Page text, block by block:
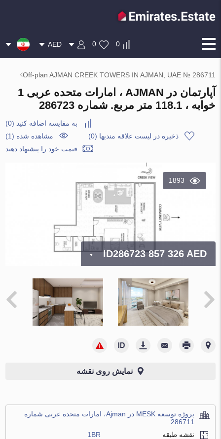
0
0
AED
Off-plan AJMAN CREEK TOWERS IN AJMAN, UAE № 286711
آپارتمان در AJMAN ، امارات متحده عربی 1
خوابه ، 118.1 متر مربع. شماره 286723
به مقایسه اضافه کنید (
0
)
ذخیره در لیست علاقه مندیها (
0
)
مشاهده شده (1)
قیمت خود را پیشنهاد دهید
1893
ID286723857 326 AED
نمایش روی نقشه
پروژه توسعه MESK در Ajman، امارات متحده عربی شماره
286711
نقشه طبقه
1BR